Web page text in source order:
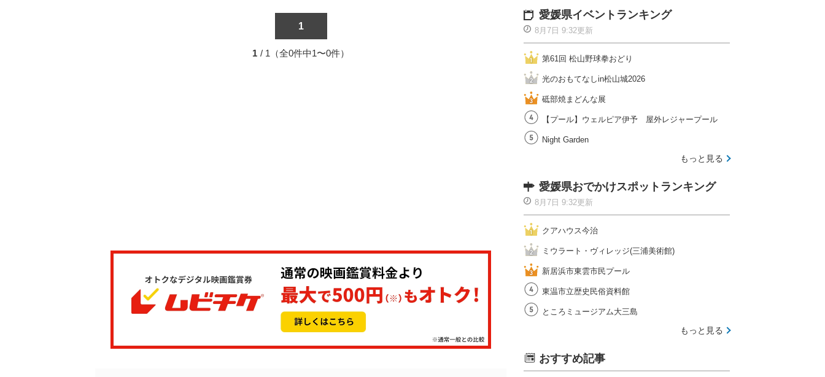
1
1 / 1（全0件中1〜0件）
愛媛県イベントランキング
8月7日 9:32更新
第61回 松山野球拳おどり
光のおもてなしin松山城2026
砥部焼まどんな展
【プール】ウェルピア伊予 屋外レジャープール
Night Garden
もっと見る
愛媛県おでかけスポットランキング
8月7日 9:32更新
クアハウス今治
ミウラート・ヴィレッジ(三浦美術館)
新居浜市東雲市民プール
東温市立歴史民俗資料館
ところミュージアム大三島
もっと見る
おすすめ記事